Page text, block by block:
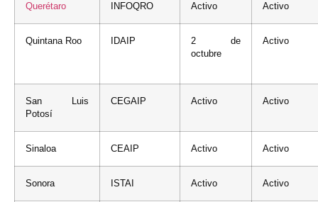
Querétaro INFOQRO Activo Activo
Quintana Roo IDAIP
2 de
octubre
Activo
San Luis
Potosí
CEGAIP Activo Activo
Sinaloa CEAIP Activo Activo
Sonora ISTAI Activo Activo